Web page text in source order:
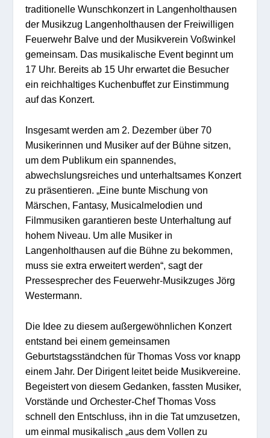
traditionelle Wunschkonzert in Langenholthausen
der Musikzug Langenholthausen der Freiwilligen
Feuerwehr Balve und der Musikverein Voßwinkel
gemeinsam. Das musikalische Event beginnt um
17 Uhr. Bereits ab 15 Uhr erwartet die Besucher
ein reichhaltiges Kuchenbuffet zur Einstimmung
auf das Konzert.
Insgesamt werden am 2. Dezember über 70
Musikerinnen und Musiker auf der Bühne sitzen,
um dem Publikum ein spannendes,
abwechslungsreiches und unterhaltsames Konzert
zu präsentieren. „Eine bunte Mischung von
Märschen, Fantasy, Musicalmelodien und
Filmmusiken garantieren beste Unterhaltung auf
hohem Niveau. Um alle Musiker in
Langenholthausen auf die Bühne zu bekommen,
muss sie extra erweitert werden“, sagt der
Pressesprecher des Feuerwehr-Musikzuges Jörg
Westermann.
Die Idee zu diesem außergewöhnlichen Konzert
entstand bei einem gemeinsamen
Geburtstagsständchen für Thomas Voss vor knapp
einem Jahr. Der Dirigent leitet beide Musikvereine.
Begeistert von diesem Gedanken, fassten Musiker,
Vorstände und Orchester-Chef Thomas Voss
schnell den Entschluss, ihn in die Tat umzusetzen,
um einmal musikalisch „aus dem Vollen zu